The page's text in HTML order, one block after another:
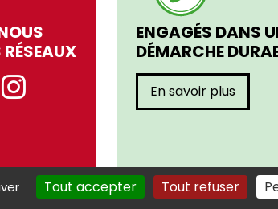
ENGAGÉS DANS
DÉMARCHE
En savoir plus
Tout accepter Tout refuser